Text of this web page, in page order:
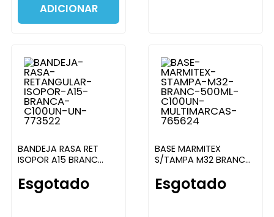
ADICIONAR
BANDEJA RASA RET
ISOPOR A15 BRANC
Esgotado
BASE MARMITEX
S/TAMPA M32 BRANC
MULTIMARCAS
Esgotado